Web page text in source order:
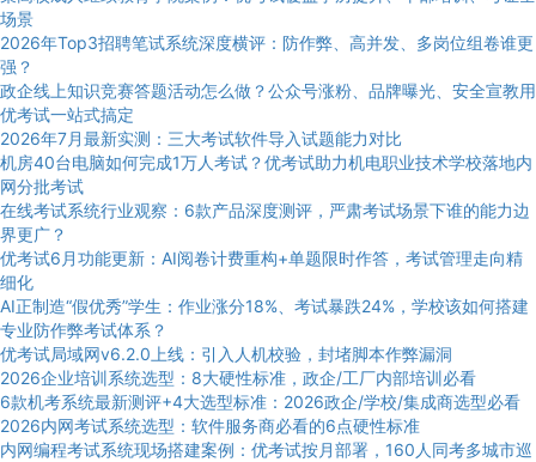
场景
2026年Top3招聘笔试系统深度横评：防作弊、高并发、多岗位组卷谁更
强？
政企线上知识竞赛答题活动怎么做？公众号涨粉、品牌曝光、安全宣教用
优考试一站式搞定
2026年7月最新实测：三大考试软件导入试题能力对比
机房40台电脑如何完成1万人考试？优考试助力机电职业技术学校落地内
网分批考试
在线考试系统行业观察：6款产品深度测评，严肃考试场景下谁的能力边
界更广？
优考试6月功能更新：AI阅卷计费重构+单题限时作答，考试管理走向精
细化
AI正制造“假优秀”学生：作业涨分18%、考试暴跌24%，学校该如何搭建
专业防作弊考试体系？
优考试局域网v6.2.0上线：引入人机校验，封堵脚本作弊漏洞
2026企业培训系统选型：8大硬性标准，政企/工厂内部培训必看
6款机考系统最新测评+4大选型标准：2026政企/学校/集成商选型必看
2026内网考试系统选型：软件服务商必看的6点硬性标准
内网编程考试系统现场搭建案例：优考试按月部署，160人同考多城市巡